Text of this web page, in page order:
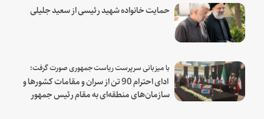
حمایت خانواده شهید رئیسی از سعید جلیلی
با میزبانی سرپرست ریاست جمهوری صورت گرفت؛
ادای احترام 90 تن از سران و مقامات کشورها و
سازمان‌های منطقه‌ای به مقام رئیس جمهور